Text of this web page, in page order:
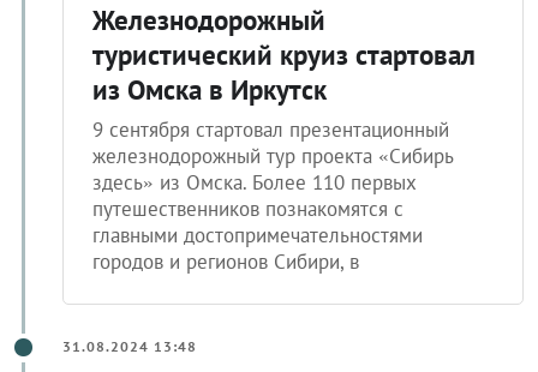
Железнодорожный
туристический круиз стартовал
из Омска в Иркутск
9 сентября стартовал презентационный
железнодорожный тур проекта «Сибирь
здесь» из Омска. Более 110 первых
путешественников познакомятся с
главными достопримечательностями
городов и регионов Сибири, в
31.08.2024 13:48